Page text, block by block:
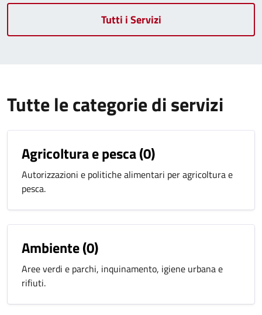
Tutti i Servizi
Tutte le categorie di servizi
Agricoltura e pesca(0)
Autorizzazioni e politiche alimentari per agricoltura e
pesca.
Ambiente(0)
Aree verdi e parchi, inquinamento, igiene urbana e
rifiuti.